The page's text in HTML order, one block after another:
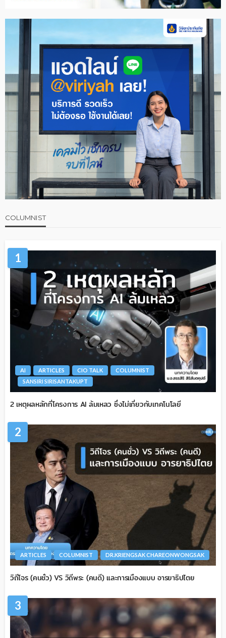
COLUMNIST
1
AI ARTICLES CIO TALK
COLUMNIST
SANSIRI SIRISANTAKUPT
2 เหตุผลหลักที่โครงการ AI ล้มเหลว ซึ่งไม่เกี่ยวกับเทคโนโลยี
2
ARTICLES COLUMNIST DR.KRIENGSAK CHAREONWONGSAK
วิถีโจร (คนชั่ว) VS วิถีพระ (คนดี) และการเมืองแบบ อารยาธิปไตย
3